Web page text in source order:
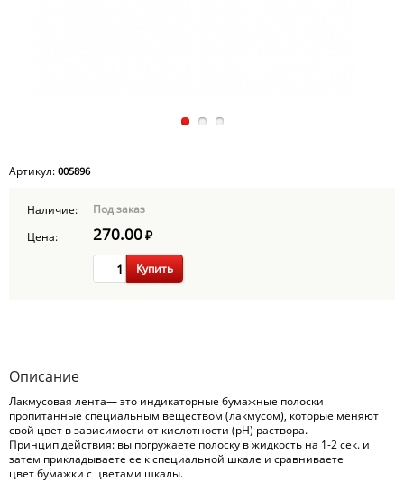
Артикул: 005896
Наличие:
Под заказ
Цена:
270.00₽
Купить
Описание
Лакмусовая лента— это индикаторные бумажные полоски
пропитанные специальным веществом (лакмусом), которые меняют
свой цвет в зависимости от кислотности (pH) раствора.
Принцип действия: вы погружаете полоску в жидкость на 1-2 сек. и
затем прикладываете ее к специальной шкале и сравниваете
цвет бумажки с цветами шкалы.